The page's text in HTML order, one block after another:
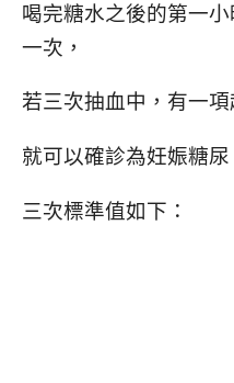
喝完糖水之後的第一
一次，
若三次抽血中，有一項
就可以確診為妊娠糖尿
三次標準值如下：